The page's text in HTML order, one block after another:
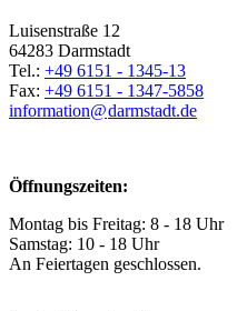
Luisenstraße 12
64283 Darmstadt
Tel.: +49 6151 - 1345-13
Fax: +49 6151 - 1347-5858
information@darmstadt.de
Öffnungszeiten:
Montag bis Freitag: 8 - 18 Uhr
Samstag: 10 - 18 Uhr
An Feiertagen geschlossen.